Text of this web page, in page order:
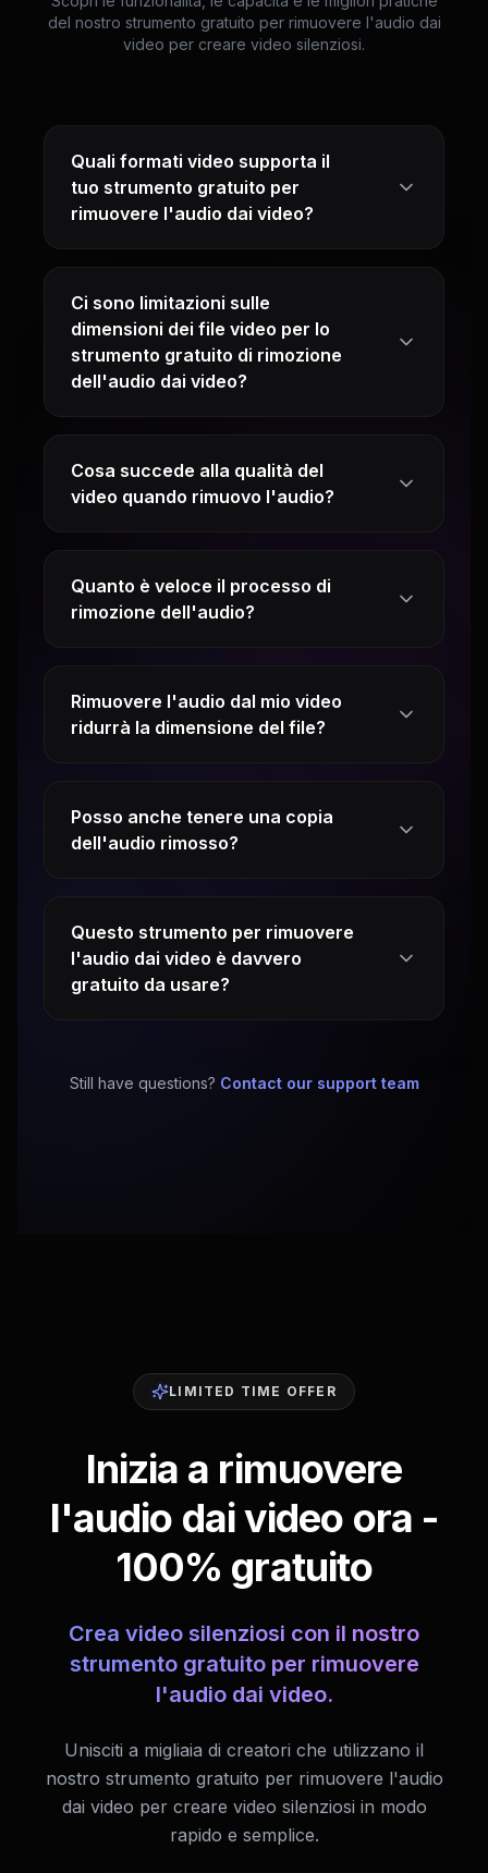
del nostro strumento gratuito per rimuovere l'audio dai
video per creare video silenziosi.
Quali formati video supporta il
tuo strumento gratuito per
rimuovere l'audio dai video?
Ci sono limitazioni sulle
dimensioni dei file video per lo
strumento gratuito di rimozione
dell'audio dai video?
Cosa succede alla qualità del
video quando rimuovo l'audio?
Quanto è veloce il processo di
rimozione dell'audio?
Rimuovere l'audio dal mio video
ridurrà la dimensione del file?
Posso anche tenere una copia
dell'audio rimosso?
Questo strumento per rimuovere
l'audio dai video è davvero
gratuito da usare?
Still have questions? Contact our support team
LIMITED TIME OFFER
Inizia a rimuovere
l'audio dai video ora -
100% gratuito
Crea video silenziosi con il nostro
strumento gratuito per rimuovere
l'audio dai video.
Unisciti a migliaia di creatori che utilizzano il
nostro strumento gratuito per rimuovere l'audio
dai video per creare video silenziosi in modo
rapido e semplice.